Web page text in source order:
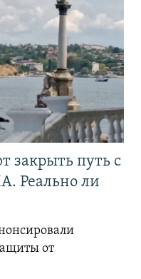
закрыть путь с
Реально ли
от